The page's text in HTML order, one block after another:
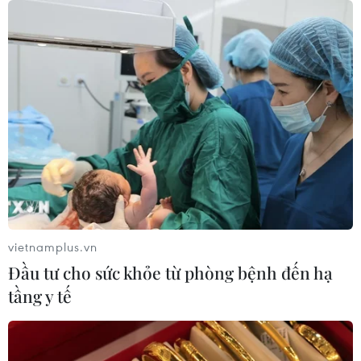
xuất hiện tại sân bay
05/08/2026 23:43
Bất ổn địa chính trị kìm hãm tăng
trưởng Eurozone
05/08/2026 22:59
Tổng thống Nga thay đổi vị
trí các chỉ huy tại mặt trận Ukraine
05/08/2026 15:26
Đâm dao ở trung tâm London, một
nữ nghi phạm bị bắt giữ
vietnamplus.vn
Đầu tư cho sức khỏe từ phòng bệnh đến hạ
tầng y tế